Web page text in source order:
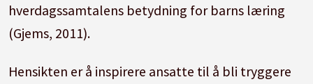
hverdagssamtalens betydning for barns læring
(Gjems, 2011).
Hensikten er å inspirere ansatte til å bli tryggere